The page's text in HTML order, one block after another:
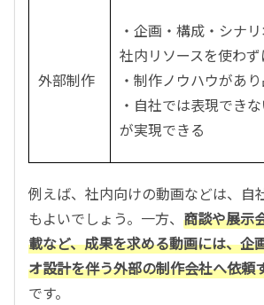
外部制作
・企画・構成・シナ
社内リソースを使わ
・制作ノウハウがあ
・自社では表現でき
が実現できる
例えば、社内向けの動画などは、自
もよいでしょう。一方、 商談や展示
載など、成果を求める動画には、企
オ設計を伴う外部の制作会社へ依頼
です。